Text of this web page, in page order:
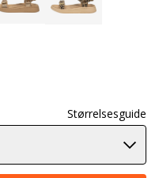
Størrelsesguide